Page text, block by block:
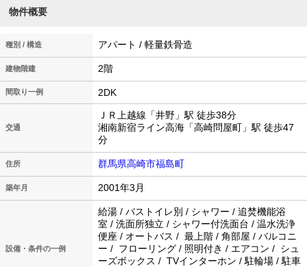
物件概要
種別 / 構造 アパート / 軽量鉄骨造
建物階建 2階
間取り一例 2DK
交通
ＪＲ上越線「井野」駅 徒歩38分
湘南新宿ライン高海「高崎問屋町」駅 徒歩47
分
住所 群馬県高崎市福島町
築年月 2001年3月
設備・条件の一例
給湯 / バストイレ別 / シャワー / 追焚機能浴
室 / 洗面所独立 / シャワー付洗面台 / 温水洗浄
便座 / オートバス / 最上階 / 角部屋 / バルコニ
ー / フローリング / 照明付き / エアコン / シュ
ーズボックス / TVインターホン / 駐輪場 / 駐車